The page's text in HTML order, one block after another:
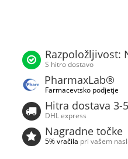
Razpoložljivost:
S hitro dostavo
PharmaxLab®
Farmacevtsko podjetje
Hitra dostava 3-
DHL express
Nagradne točke
5% vračila pri vašem